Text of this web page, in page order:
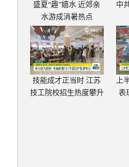
盛夏“趣”嬉水 近郊亲
水游成消暑热点
中
技能成才正当时 江苏
技工院校招生热度攀升
上
表